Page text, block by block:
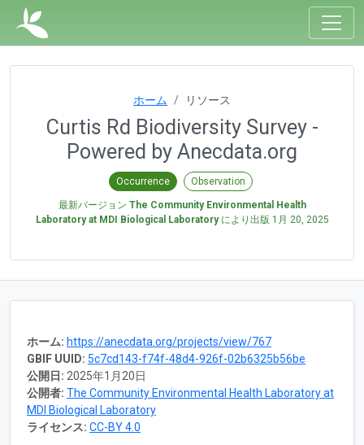
ホーム リソース
Curtis Rd Biodiversity Survey -
Powered by Anecdata.org
Occurrence Observation
最新バージョン The Community Environmental Health
Laboratory at MDI Biological Laboratoryにより出版 1月 20, 2025
ホーム: https://anecdata.org/projects/view/767
GBIF UUID: 5c7cd143-f74f-48d4-926f-02b6325b56be
公開日: 2025年1月20日
公開者: The Community Environmental Health Laboratory at
MDI Biological Laboratory
ライセンス: CC-BY 4.0